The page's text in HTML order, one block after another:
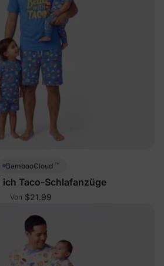
BambooCloud ™
ich Taco-Schlafanzüge
Von $21.99